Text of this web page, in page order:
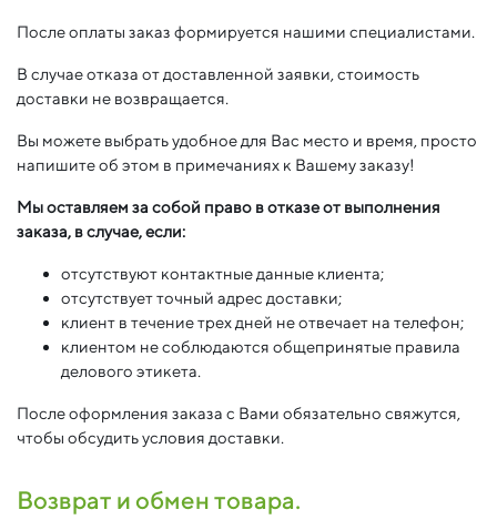
После оплаты заказ формируется нашими специалистами.
В случае отказа от доставленной заявки, стоимость
доставки не возвращается.
Вы можете выбрать удобное для Вас место и время, просто
напишите об этом в примечаниях к Вашему заказу!
Мы оставляем за собой право в отказе от выполнения
заказа, в случае, если:
отсутствуют контактные данные клиента;
отсутствует точный адрес доставки;
клиент в течение трех дней не отвечает на телефон;
клиентом не соблюдаются общепринятые правила
делового этикета.
После оформления заказа с Вами обязательно свяжутся,
чтобы обсудить условия доставки.
Возврат и обмен товара.